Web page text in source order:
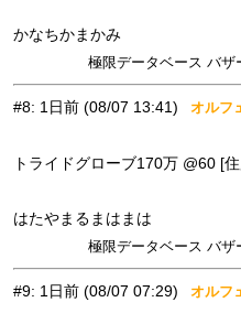
かなちかまかみ
極限データベース バザ
#8: 1日前 (08/07 13:41) オルフ
トライドグローブ170万 @60 [
はたやまるまはまは
極限データベース バザ
#9: 1日前 (08/07 07:29) オルフ